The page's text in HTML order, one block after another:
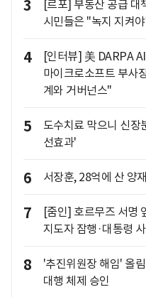
3
[르포] 부동산 공급
시민들은 "녹지 지켜
4
[인터뷰] 美 DARPA
마이크로소프트 부사
계와 거버넌스"
5
도수치료 막으니 신
선효과'
6 서장훈, 28억에 산 양
7
[줌인] 호르무즈 서명
지도자 잠행·대통령
8
'추진위원장 해임' 올
대행 체제 승인